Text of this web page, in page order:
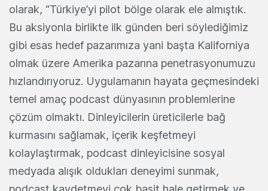
olarak, “Türkiye’yi pilot bölge olarak ele almıştık.
Bu aksiyonla birlikte ilk günden beri söylediğimiz
gibi esas hedef pazarımıza yani başta Kaliforniya
olmak üzere Amerika pazarına penetrasyonumuzu
hızlandırıyoruz. Uygulamanın hayata geçmesindeki
temel amaç podcast dünyasının problemlerine
çözüm olmaktı. Dinleyicilerin üreticilerle bağ
kurmasını sağlamak, içerik keşfetmeyi
kolaylaştırmak, podcast dinleyicisine sosyal
medyada alışık oldukları deneyimi sunmak,